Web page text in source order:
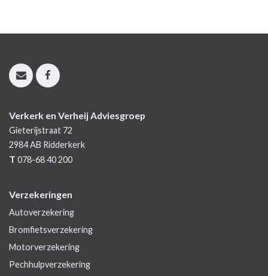
Verkerk en Verheij Adviesgroep
Gieterijstraat 72
2984 AB Ridderkerk
T 078-68 40 200
Verzekeringen
Autoverzekering
Bromfietsverzekering
Motorverzekering
Pechhulpverzekering